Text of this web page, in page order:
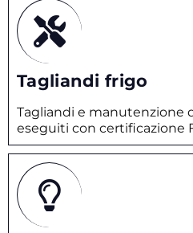
Tagliandi frigo
Tagliandi e manutenzione
eseguiti con certificazione